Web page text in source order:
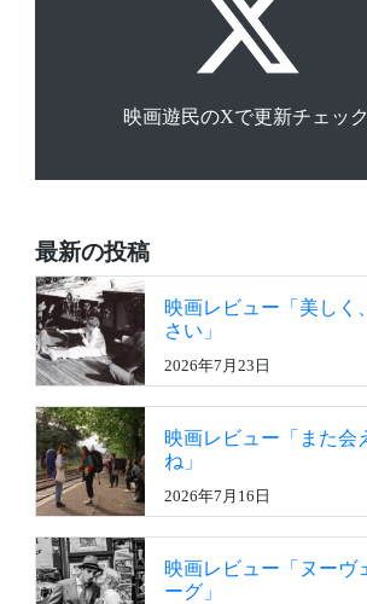
映画遊民のXで更新チェック
最新の投稿
映画レビュー「美しく
さい」
2026年7月23日
映画レビュー「また会
ね」
2026年7月16日
映画レビュー「ヌーヴ
ーグ」